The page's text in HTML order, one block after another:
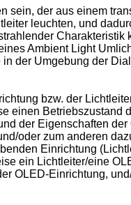
sein, der aus einem
leuchten, und
Ambient Light
der Umgebung der
bzw. der
einen
der Eigenschaften
oder zum anderen
Einrichtung
ein Lichtleiter/eine
OLED-Einrichtung,